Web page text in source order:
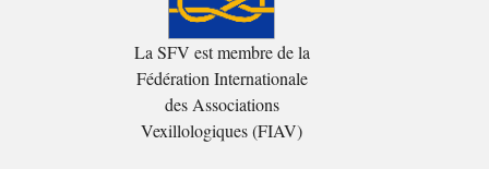
La SFV est membre de la
Fédération Internationale
des Associations
Vexillologiques (FIAV)